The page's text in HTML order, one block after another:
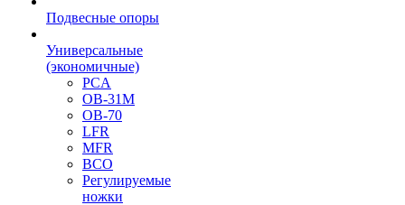
Подвесные опоры
Универсальные
(экономичные)
PCA
ОВ-31М
OB-70
LFR
MFR
ВСО
Регулируемые
ножки